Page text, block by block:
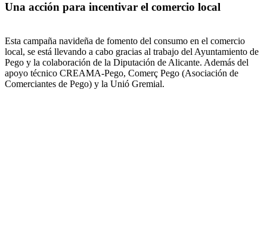
Una acción para incentivar el comercio local
Esta campaña navideña de fomento del consumo en el comercio
local, se está llevando a cabo gracias al trabajo del Ayuntamiento de
Pego y la colaboración de la Diputación de Alicante. Además del
apoyo técnico CREAMA-Pego, Comerç Pego (Asociación de
Comerciantes de Pego) y la Unió Gremial.